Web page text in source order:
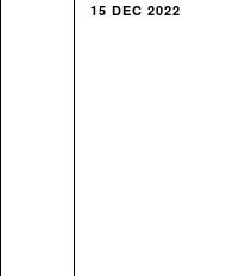
15 DEC 2022